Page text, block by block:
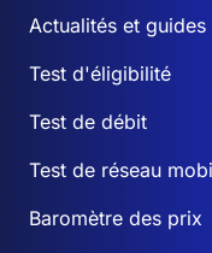
Actualités et guides
Test d'éligibilité
Test de débit
Test de réseau
Baromètre des prix